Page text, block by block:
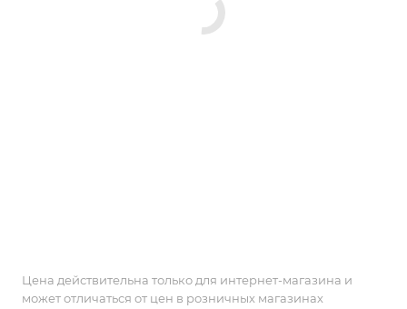
Цена действительна только для интернет-магазина и
может отличаться от цен в розничных магазинах